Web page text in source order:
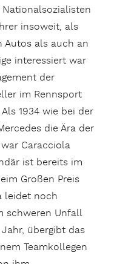
Nationalsozialisten
insoweit, als
als auch an
interessiert war
der
im Rennsport
1934 wie bei der
die Ära der
Caracciola
ist bereits im
Großen Preis
leidet noch
schweren Unfall
übergibt das
Teamkollegen